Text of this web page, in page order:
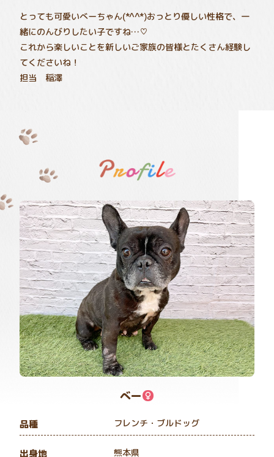
とっても可愛いべーちゃん(*^^*)おっとり優しい性格で、一
緒にのんびりしたい子ですね…♡
これから楽しいことを新しいご家族の皆様とたくさん経験し
てくださいね！
担当 稲澤
べー
品種 フレンチ・ブルドッグ
出身地 熊本県